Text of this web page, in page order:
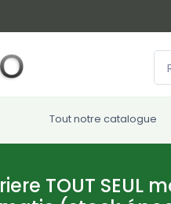
Tout notre catalogue
TOUT SEUL